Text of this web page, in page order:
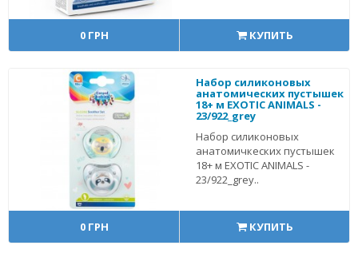
0 ГРН КУПИТЬ
Набор силиконовых
анатомических пустышек
18+ м EXOTIC ANIMALS -
23/922_grey
Набор силиконовых
анатомичкеских пустышек
18+ м EXOTIC ANIMALS -
23/922_grey..
0 ГРН КУПИТЬ